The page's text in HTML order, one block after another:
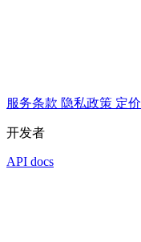
服务条款 隐私政策 定价
开发者
API docs